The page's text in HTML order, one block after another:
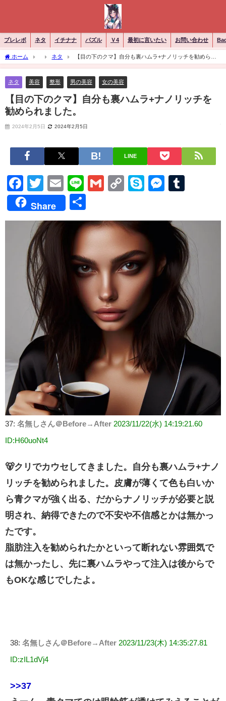
ブレレボ ネタ イチナナ パズル Ｖ4 最初に言いたい お問い合わせ
ホーム ネタ
【目の下のクマ】自分も裏ハムラ+ナノリッチを勧められ
ました。
ネタ 美容 整形 男の美容 女の美容
【目の下のクマ】自分も裏ハムラ+ナノリッチを
勧められました。
2024年2月5日 2024年2月5日
LINE
Facebook
Twitter
EmailLineGmailCopySkype
Share
有
37: 名無しさん＠Before→After 2023/11/22(水) 14:19:21.60
ID:H60uoNt4
🐻クリでカウセしてきました。自分も裏ハムラ+ナノ
リッチを勧められました。皮膚が薄くて色も白いか
ら青クマが強く出る、だからナノリッチが必要と説
明され、納得できたので不安や不信感とかは無かっ
たです。
脂肪注入を勧められたかといって断れない雰囲気で
は無かったし、先に裏ハムラやって注入は後からで
もOKな感じでしたよ。
38: 名無しさん＠Before→After 2023/11/23(木) 14:35:27.81
ID:zIL1dVj4
>>37